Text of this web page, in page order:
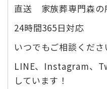
直送 家族葬専門森の
24時間365日対応
いつでもご相談くださ
LINE、Instagram、
しています！